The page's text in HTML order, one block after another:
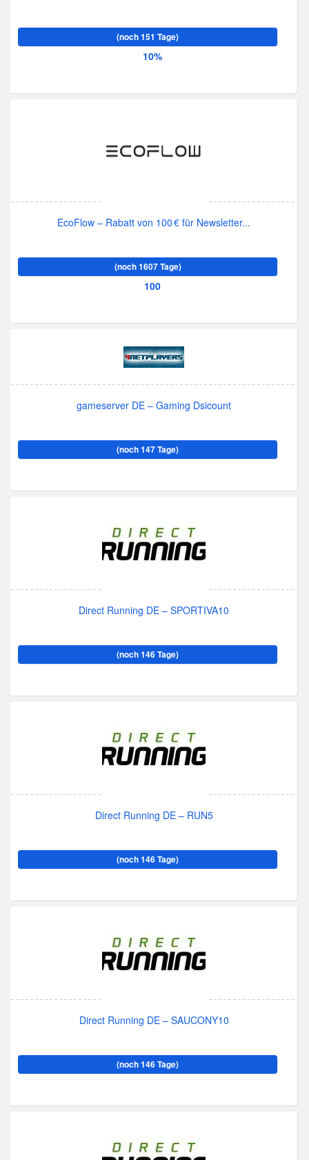
(noch 151 Tage)
10%
EcoFlow – Rabatt von 100 € für Newsletter...
(noch 1607 Tage)
100
gameserver DE – Gaming Dsicount
(noch 147 Tage)
Direct Running DE – SPORTIVA10
(noch 146 Tage)
Direct Running DE – RUN5
(noch 146 Tage)
Direct Running DE – SAUCONY10
(noch 146 Tage)